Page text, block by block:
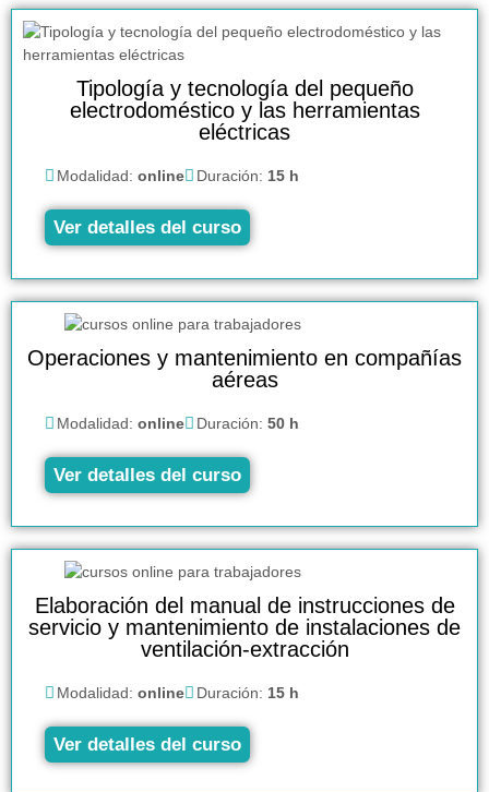
Tipología y tecnología del pequeño
electrodoméstico y las herramientas
eléctricas
Modalidad: online Duración: 15 h
Ver detalles del curso
Operaciones y mantenimiento en compañías
aéreas
Modalidad: online Duración: 50 h
Ver detalles del curso
Elaboración del manual de instrucciones de
servicio y mantenimiento de instalaciones de
ventilación-extracción
Modalidad: online Duración: 15 h
Ver detalles del curso